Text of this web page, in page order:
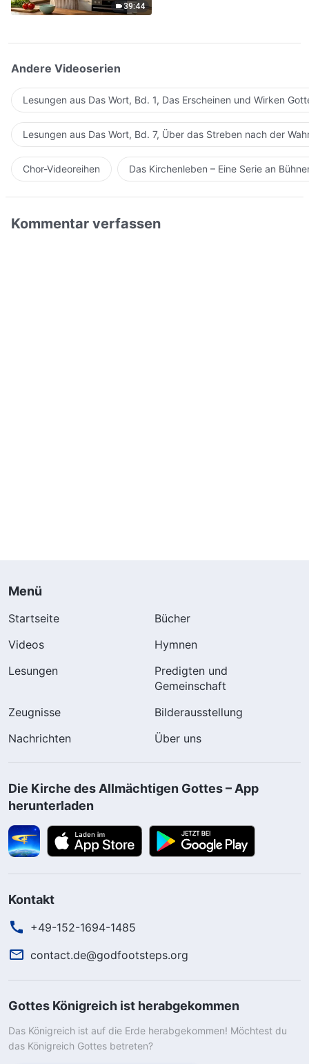
39:44
Andere Videoserien
Lesungen aus Das Wort, Bd. 1, Das Erscheinen und Wirken
Lesungen aus Das Wort, Bd. 7, Über das Streben nach der
Chor-Videoreihen Das Kirchenleben – Eine Serie an
Kommentar verfassen
Menü
Startseite
Bücher
Videos
Hymnen
Lesungen
Predigten und
Gemeinschaft
Zeugnisse
Bilderausstellung
Nachrichten
Über uns
Die Kirche des Allmächtigen Gottes – App
herunterladen
Kontakt
+49-152-1694-1485
contact.de@godfootsteps.org
Gottes Königreich ist herabgekommen
Das Königreich ist auf die Erde herabgekommen! Möchtest du
das Königreich Gottes betreten?